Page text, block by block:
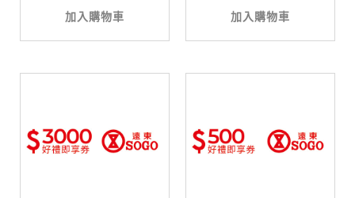
加入購物車 加入購物車